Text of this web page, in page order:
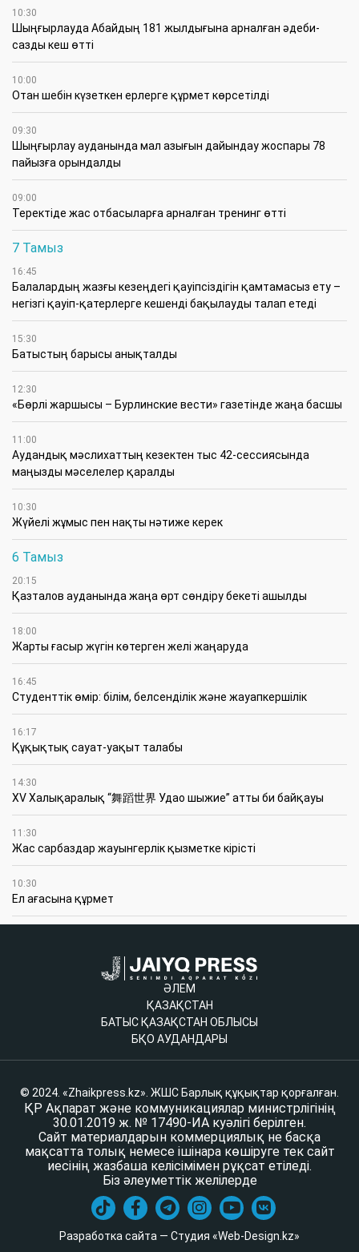
10:30
Шыңғырлауда Абайдың 181 жылдығына арналған әдеби-
сазды кеш өтті
10:00
Отан шебін күзеткен ерлерге құрмет көрсетілді
09:30
​Шыңғырлау ауданында мал азығын дайындау жоспары 78
пайызға орындалды
09:00
​Теректіде жас отбасыларға арналған тренинг өтті
7 Тамыз
16:45
Балалардың жазғы кезеңдегі қауіпсіздігін қамтамасыз ету –
негізгі қауіп-қатерлерге кешенді бақылауды талап етеді
15:30
Батыстың барысы анықталды
12:30
«Бөрлі жаршысы – Бурлинские вести» газетінде жаңа басшы
11:00
Аудандық мәслихаттың кезектен тыс 42-сессиясында
маңызды мәселелер қаралды
10:30
Жүйелі жұмыс пен нақты нәтиже керек
6 Тамыз
20:15
Қазталов ауданында жаңа өрт сөндіру бекеті ашылды
18:00
Жарты ғасыр жүгін көтерген желі жаңаруда
16:45
Студенттік өмір: білім, белсенділік және жауапкершілік
16:17
Құқықтық сауат-уақыт талабы
14:30
XV Халықаралық “舞蹈世界 Удао шыжие” атты би байқауы
11:30
Жас сарбаздар жауынгерлік қызметке кірісті
10:30
Ел ағасына құрмет
ӘЛЕМ
ҚАЗАҚСТАН
БАТЫС ҚАЗАҚСТАН ОБЛЫСЫ
БҚО АУДАНДАРЫ
© 2024. «Zhaikpress.kz». ЖШС Барлық құқықтар қорғалған.
ҚР Ақпарат және коммуникациялар министрлігінің
30.01.2019 ж. № 17490-ИА куәлігі берілген.
Сайт материалдарын коммерциялық не басқа
мақсатта толық немесе ішінара көшіруге тек сайт
иесінің жазбаша келісімімен рұқсат етіледі.
Біз әлеуметтік желілерде
Разработка сайта — Студия «Web-Design.kz»